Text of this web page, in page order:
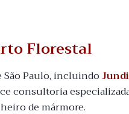
Florestal
São Paulo, incluindo
consultoria
de mármore.